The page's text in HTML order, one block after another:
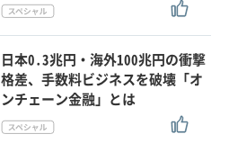
日本0.3兆円・海外100兆円の衝撃
格差、手数料ビジネスを破壊「オ
ンチェーン金融」とは